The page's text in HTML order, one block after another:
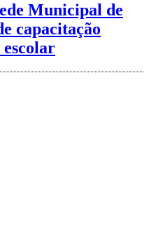
Municipal de
capacitação